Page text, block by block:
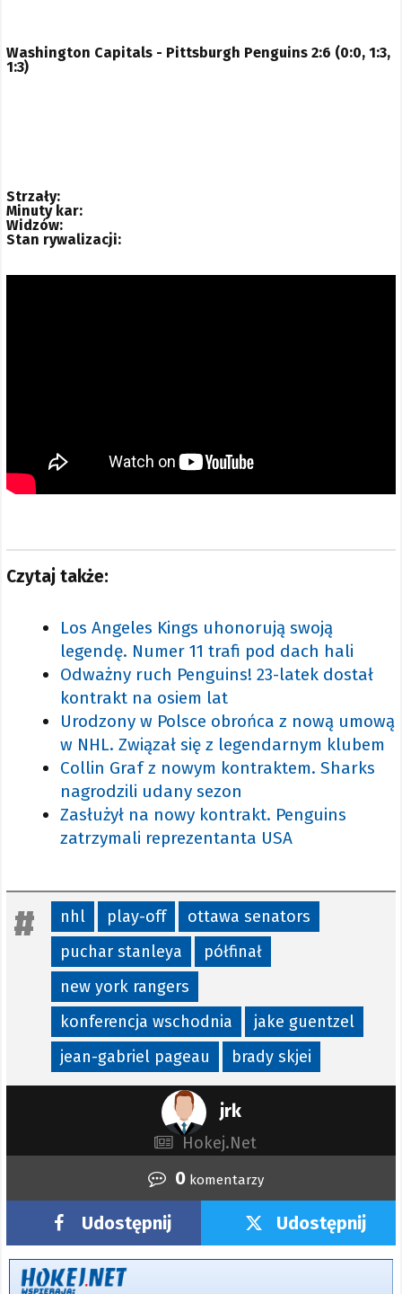
Washington Capitals - Pittsburgh Penguins 2:6 (0:0, 1:3,
1:3)
Strzały:
Minuty kar:
Widzów:
Stan rywalizacji:
Czytaj także:
Los Angeles Kings uhonorują swoją
legendę. Numer 11 trafi pod dach hali
Odważny ruch Penguins! 23-latek dostał
kontrakt na osiem lat
Urodzony w Polsce obrońca z nową umową
w NHL. Związał się z legendarnym klubem
Collin Graf z nowym kontraktem. Sharks
nagrodzili udany sezon
Zasłużył na nowy kontrakt. Penguins
zatrzymali reprezentanta USA
nhl play-off
ottawa senators
puchar stanleya
półfinał
new york rangers
konferencja wschodnia
jake guentzel
jean-gabriel pageau
brady skjei
jrk
Hokej.Net
0komentarzy
Udostępnij Udostępnij